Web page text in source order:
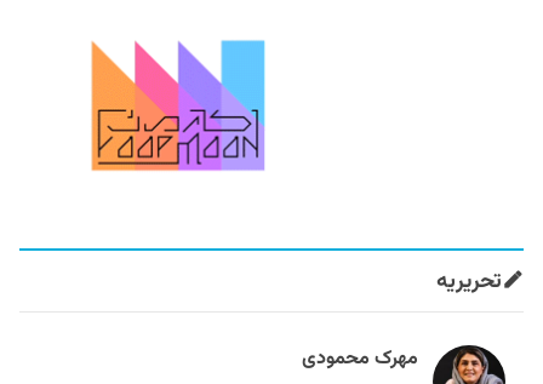
تحریریه
مهرک محمودی